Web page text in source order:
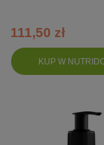
KUP W
111,50 zł